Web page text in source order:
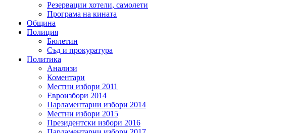
Резервации хотели, самолети
Програма на кината
Община
Полиция
Бюлетин
Съд и прокуратура
Политика
Анализи
Коментари
Местни избори 2011
Евроизбори 2014
Парламентарни избори 2014
Местни избори 2015
Президентски избори 2016